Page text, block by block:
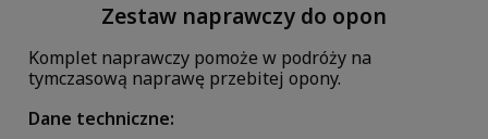
Zestaw naprawczy do opon
Komplet naprawczy pomoże w podróży na
tymczasową naprawę przebitej opony.
Dane techniczne: